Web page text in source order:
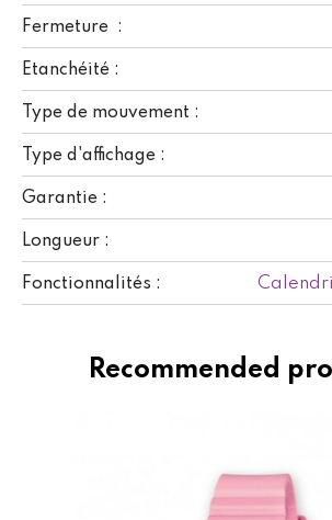
Fermeture :
Etanchéité :
Type de mouvement :
Type d'affichage :
Garantie :
Longueur :
Fonctionnalités :
Recommended